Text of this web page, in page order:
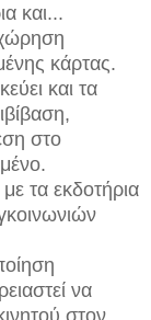
και...
κάρτας.
και τα
στο
με τα εκδοτήρια
να
στον